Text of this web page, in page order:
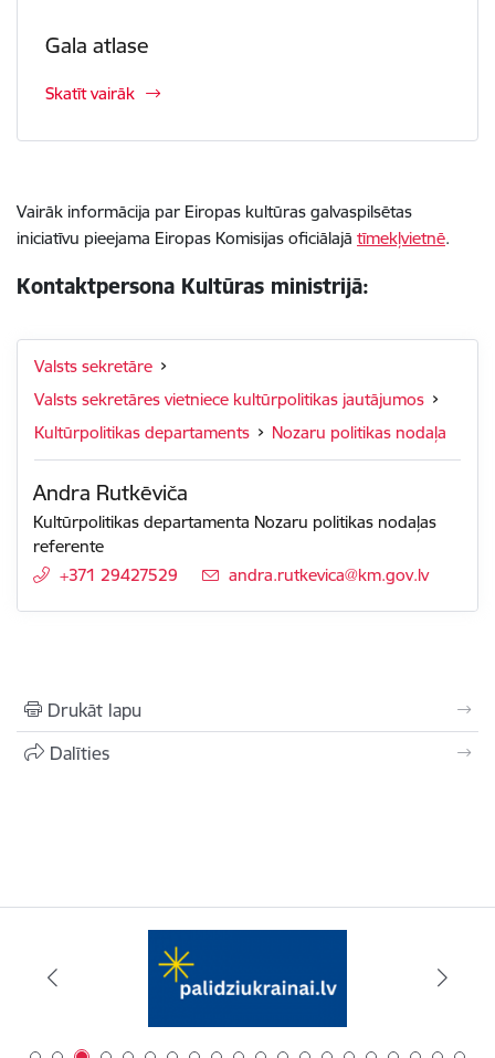
Gala atlase
Skatīt vairāk
Vairāk informācija par Eiropas kultūras galvaspilsētas
iniciatīvu pieejama Eiropas Komisijas oficiālajā tīmekļvietnē.
Kontaktpersona Kultūras ministrijā:
Valsts sekretāre
Valsts sekretāres vietniece kultūrpolitikas jautājumos
Kultūrpolitikas departaments
Nozaru politikas nodaļa
Andra Rutkēviča
Kultūrpolitikas departamenta Nozaru politikas nodaļas
referente
+371 29427529
E-pasts:
andra.rutkevica@km.gov.lv
Drukāt lapu
Dalīties